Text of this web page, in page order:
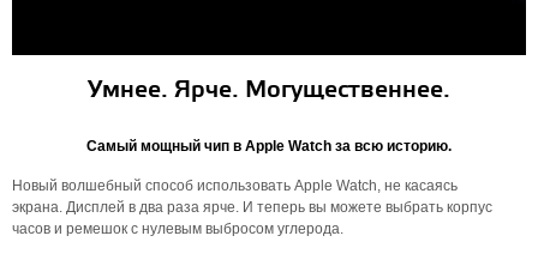
Умнее. Ярче. Могущественнее.
Самый мощный чип в Apple Watch за всю историю.
Новый волшебный способ использовать Apple Watch, не касаясь
экрана. Дисплей в два раза ярче. И теперь вы можете выбрать корпус
часов и ремешок с нулевым выбросом углерода.